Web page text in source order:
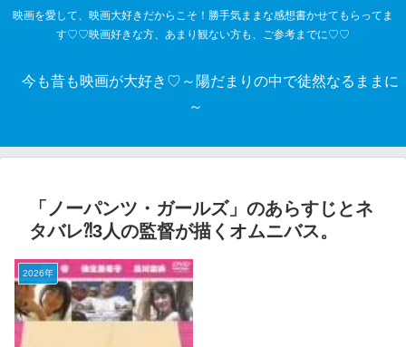
映画を愛して、映画大好きだからこそ！勝手気ままな感想書かせてもらってま
す♡♡映画好きな方、あまり観ない方も、ご参考までに♡♡
今も昔も映画が大好き♡～陽だまりの中で徒然なるままに
～
「ノーパンツ・ガールズ」のあらすじとネ
タバレ⁈3人の監督が描くオムニバス。
2026年